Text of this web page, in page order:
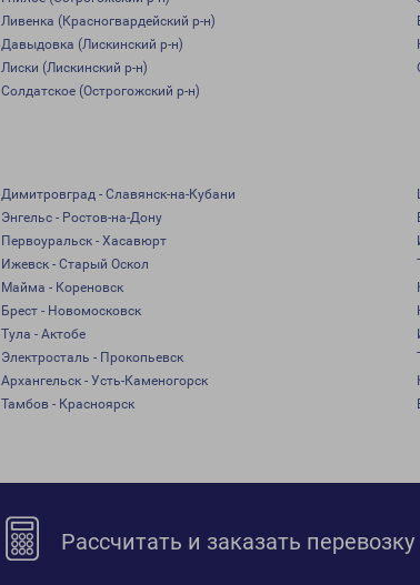
Ливенка (Красногвардейский р-н)
Давыдовка (Лискинский р-н)
Лиски (Лискинский р-н)
Солдатское (Острогожский р-н)
Димитровград - Славянск-на-Кубани
Энгельс - Ростов-на-Дону
Первоуральск - Хасавюрт
Ижевск - Старый Оскол
Майма - Кореновск
Брест - Новомосковск
Тула - Актобе
Электросталь - Прокопьевск
Архангельск - Усть-Каменогорск
Тамбов - Красноярск
Рассчитать и заказать перевозку